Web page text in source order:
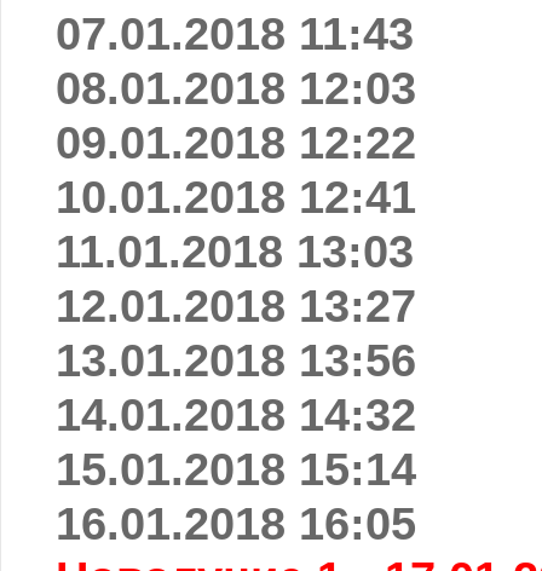
07.01.2018 11:43
08.01.2018 12:03
09.01.2018 12:22
10.01.2018 12:41
11.01.2018 13:03
12.01.2018 13:27
13.01.2018 13:56
14.01.2018 14:32
15.01.2018 15:14
16.01.2018 16:05